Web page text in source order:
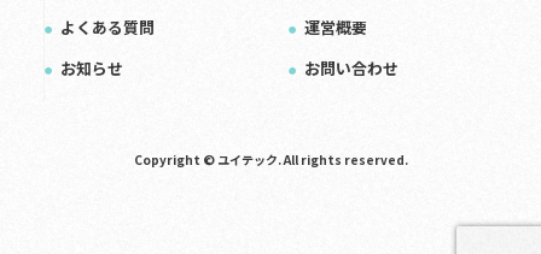
よくある質問
運営概要
お知らせ
お問い合わせ
Copyright © ユイテック. All rights reserved.